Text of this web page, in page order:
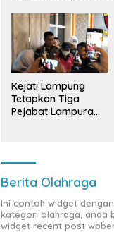
Kejati Lampung
Tetapkan Tiga
Pejabat Lampura
Berita Olahraga
Ini contoh widget
kategori olahraga, anda
widget recent post